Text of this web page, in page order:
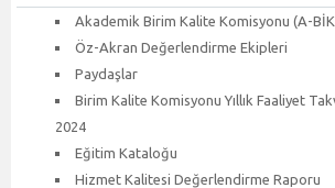
Akademik Birim Kalite Komisyonu (A-
Öz-Akran Değerlendirme Ekipleri
Paydaşlar
Birim Kalite Komisyonu Yıllık Faaliyet
2024
Eğitim Kataloğu
Hizmet Kalitesi Değerlendirme Raporu